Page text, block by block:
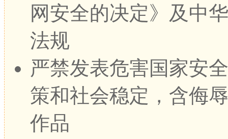
网安全的决定》及中
法规
严禁发表危害国家安
策和社会稳定，含侮
作品